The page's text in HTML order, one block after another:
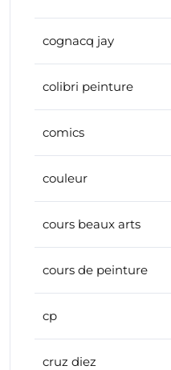
cognacq jay
colibri peinture
comics
couleur
cours beaux arts
cours de peinture
cp
cruz diez